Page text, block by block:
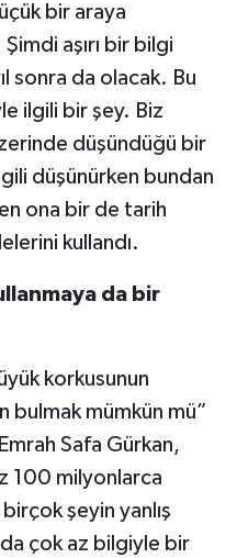
bir araya
aşırı bir bilgi
sonra da olacak. Bu
ilgili bir şey. Biz
düşündüğü bir
düşünürken bundan
ona bir de tarih
kullandı.
da bir
korkusunun
bulmak mümkün mü”
Safa Gürkan,
100 milyonlarca
şeyin yanlış
çok az bilgiyle bir